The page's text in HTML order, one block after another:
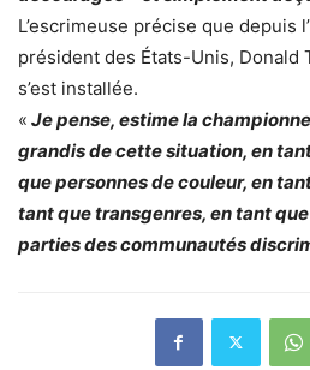
L’escrimeuse précise que depuis
président des États-Unis, Donald
s’est installée.
« Je pense, estime la
grandis de cette situation, en
que personnes de couleur, en
tant que transgenres, en tant
parties des communautés